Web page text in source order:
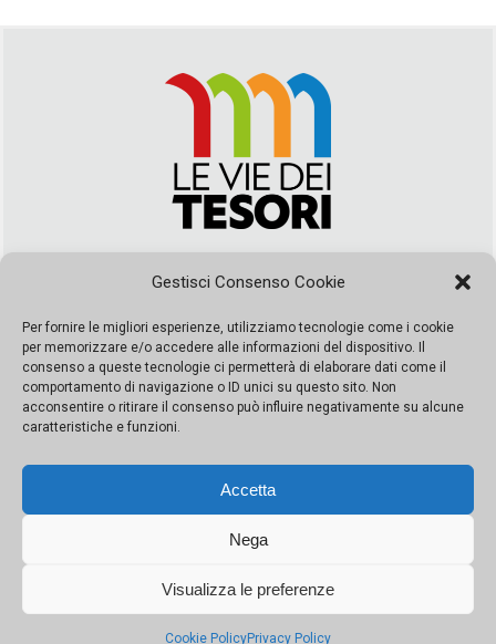
Gestisci Consenso Cookie
Per fornire le migliori esperienze, utilizziamo tecnologie come i cookie
per memorizzare e/o accedere alle informazioni del dispositivo. Il
consenso a queste tecnologie ci permetterà di elaborare dati come il
comportamento di navigazione o ID unici su questo sito. Non
acconsentire o ritirare il consenso può influire negativamente su alcune
caratteristiche e funzioni.
Accetta
Nega
Visualizza le preferenze
Cookie PolicyPrivacy Policy
segreteria@leviedeitesori.it
Direttore ResponsabileMarcello Barbaro – Aut. del tribunale di
Palermo n. 19 del 2017 iscrizione al roc numero 37003 Editore
Porta Felice Srl. Sede legale: Via Libertà 93 – 90143 Palermo
Società iscritta alla Camera di Commercio di Palermo Ufficio
065228208251 Capitale 10000 euro IV
© Copyright Porta Felice | Le Vie dei Tesori. Tutti i diritti riservati |Privacy Policy